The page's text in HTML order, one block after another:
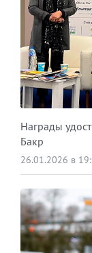
Награды
Бакр
26.01.2026 в